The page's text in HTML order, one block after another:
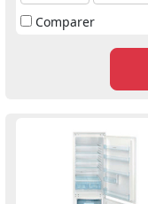
Comparer